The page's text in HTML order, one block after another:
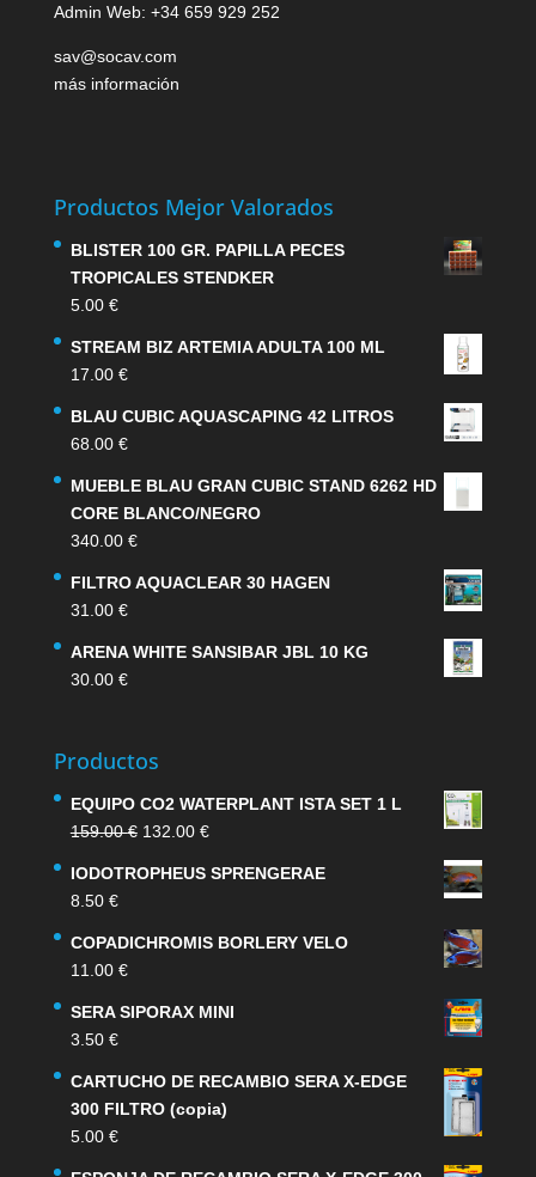
Admin Web: +34 659 929 252
sav@socav.com
más información
Productos Mejor Valorados
BLISTER 100 GR. PAPILLA PECES
TROPICALES STENDKER
5.00 €
STREAM BIZ ARTEMIA ADULTA 100 ML
17.00 €
BLAU CUBIC AQUASCAPING 42 LITROS
68.00 €
MUEBLE BLAU GRAN CUBIC STAND 6262 HD
CORE BLANCO/NEGRO
340.00 €
FILTRO AQUACLEAR 30 HAGEN
31.00 €
ARENA WHITE SANSIBAR JBL 10 KG
30.00 €
Productos
EQUIPO CO2 WATERPLANT ISTA SET 1 L
159.00€ El
original
159.00 €.
132.00 €El
actual
132.00 €.
IODOTROPHEUS SPRENGERAE
8.50 €
COPADICHROMIS BORLERY VELO
11.00 €
SERA SIPORAX MINI
3.50 €
CARTUCHO DE RECAMBIO SERA X-EDGE
300 FILTRO (copia)
5.00 €